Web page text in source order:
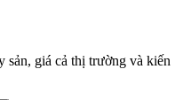
sản, giá cả thị trường và kiến